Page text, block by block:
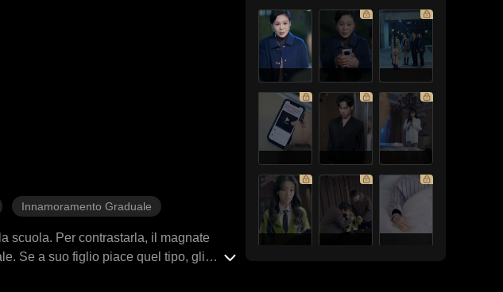
Innamoramento Graduale
scuola. Per contrastarla, il magnate
Se a suo figlio piace quel tipo, gli